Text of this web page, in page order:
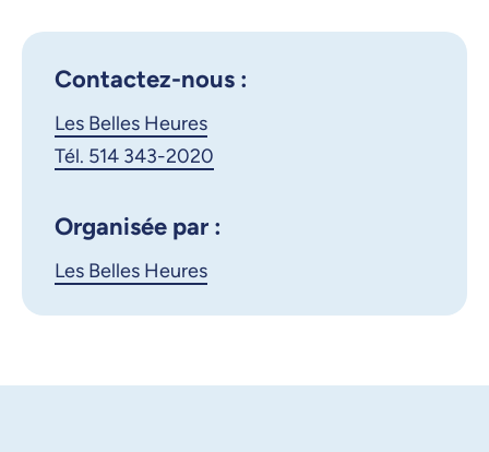
Contactez-nous :
Les Belles Heures
Tél. 514 343-2020
Organisée par :
Les Belles Heures